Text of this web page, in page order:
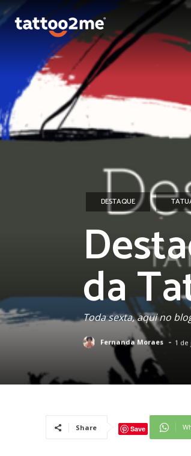
DESTAQUE
da
Toda sexta, aqui no
Fernanda Moraes - 1 de
Share Save